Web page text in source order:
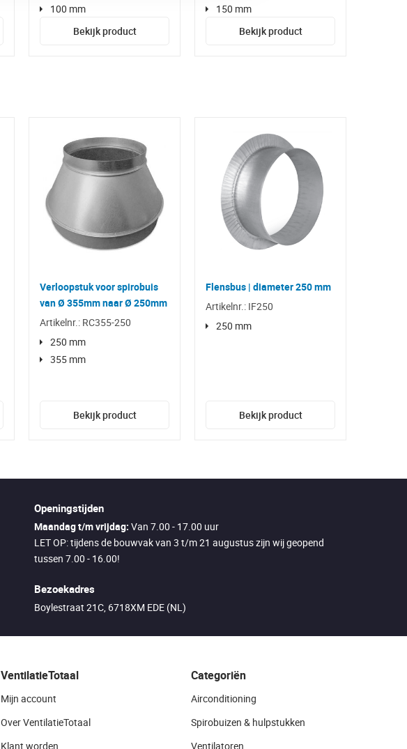
100 mm
Bekijk product
150 mm
Bekijk product
Verloopstuk voor spirobuis
van Ø 355mm naar Ø 250mm
Artikelnr.: RC355-250
250 mm
355 mm
Bekijk product
Flensbus | diameter 250 mm
Artikelnr.: IF250
250 mm
Bekijk product
Openingstijden
Maandag t/m vrijdag: Van 7.00 - 17.00 uur
LET OP: tijdens de bouwvak van 3 t/m 21 augustus zijn wij geopend
tussen 7.00 - 16.00!
Bezoekadres
Boylestraat 21C, 6718XM EDE (NL)
VentilatieTotaal
Mijn account
Over VentilatieTotaal
Klant worden
Categoriën
Airconditioning
Spirobuizen & hulpstukken
Ventilatoren